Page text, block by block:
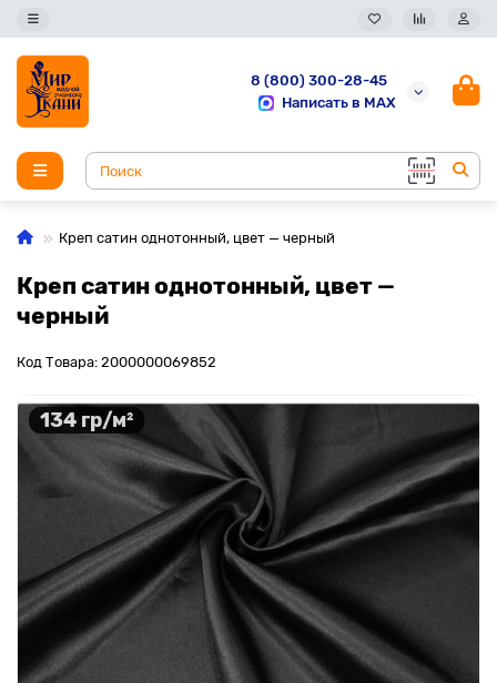
8 (800) 300-28-45
Написать в MAX
Креп сатин однотонный, цвет — черный
Креп сатин однотонный, цвет —
черный
Код Товара: 2000000069852
134 гр/м²